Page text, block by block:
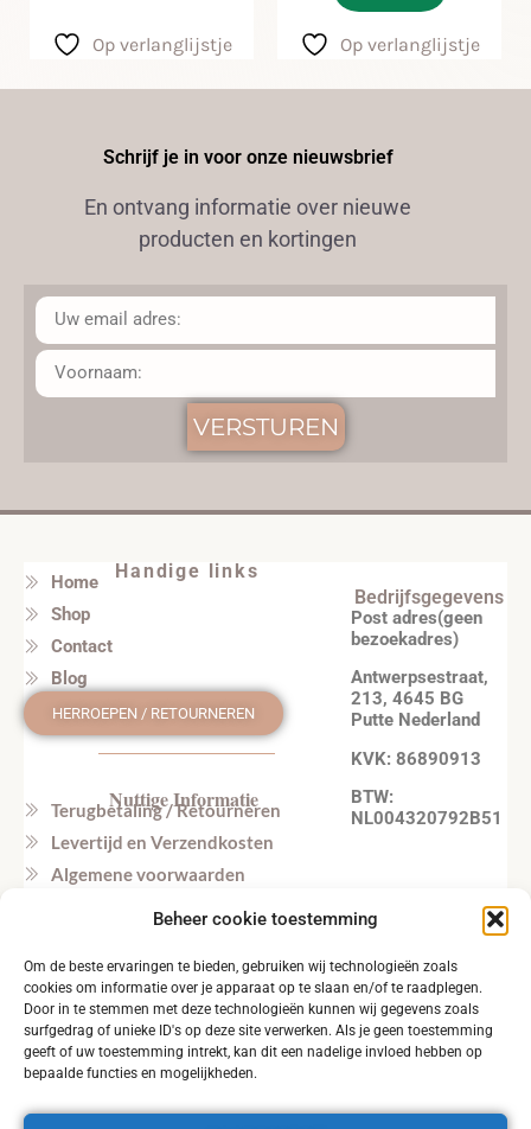
Beheer cookie toestemming
Om de beste ervaringen te bieden, gebruiken wij technologieën zoals
cookies om informatie over je apparaat op te slaan en/of te raadplegen.
Door in te stemmen met deze technologieën kunnen wij gegevens zoals
surfgedrag of unieke ID's op deze site verwerken. Als je geen toestemming
geeft of uw toestemming intrekt, kan dit een nadelige invloed hebben op
bepaalde functies en mogelijkheden.
Op verlanglijstje Op verlanglijstje
Schrijf je in voor onze nieuwsbrief
En ontvang informatie over nieuwe
producten en kortingen
VERSTUREN
Handige links
Home
Shop
Contact
Blog
HERROEPEN / RETOURNEREN
Nuttige Informatie
Terugbetaling / Retourneren
Levertijd en Verzendkosten
Algemene voorwaarden
Tel. NL: +31164603172 (NL, EN)
Tel. BE: +32495219857 (NL, EN)
Bedrijfsgegevens
Post adres(geen
bezoekadres)
Antwerpsestraat,
213, 4645 BG
Putte Nederland
KVK: 86890913
BTW:
NL004320792B51